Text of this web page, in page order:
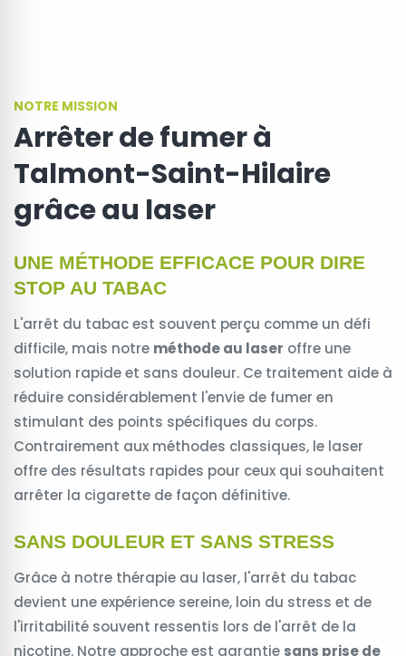
NOTRE MISSION
Arrêter de fumer à
Talmont-Saint-Hilaire
grâce au laser
UNE MÉTHODE EFFICACE POUR DIRE
STOP AU TABAC
L'arrêt du tabac est souvent perçu comme un défi
difficile, mais notre méthode au laser offre une
solution rapide et sans douleur. Ce traitement aide à
réduire considérablement l'envie de fumer en
stimulant des points spécifiques du corps.
Contrairement aux méthodes classiques, le laser
offre des résultats rapides pour ceux qui souhaitent
arrêter la cigarette de façon définitive.
SANS DOULEUR ET SANS STRESS
Grâce à notre thérapie au laser, l'arrêt du tabac
devient une expérience sereine, loin du stress et de
l'irritabilité souvent ressentis lors de l'arrêt de la
nicotine. Notre approche est garantie sans prise de